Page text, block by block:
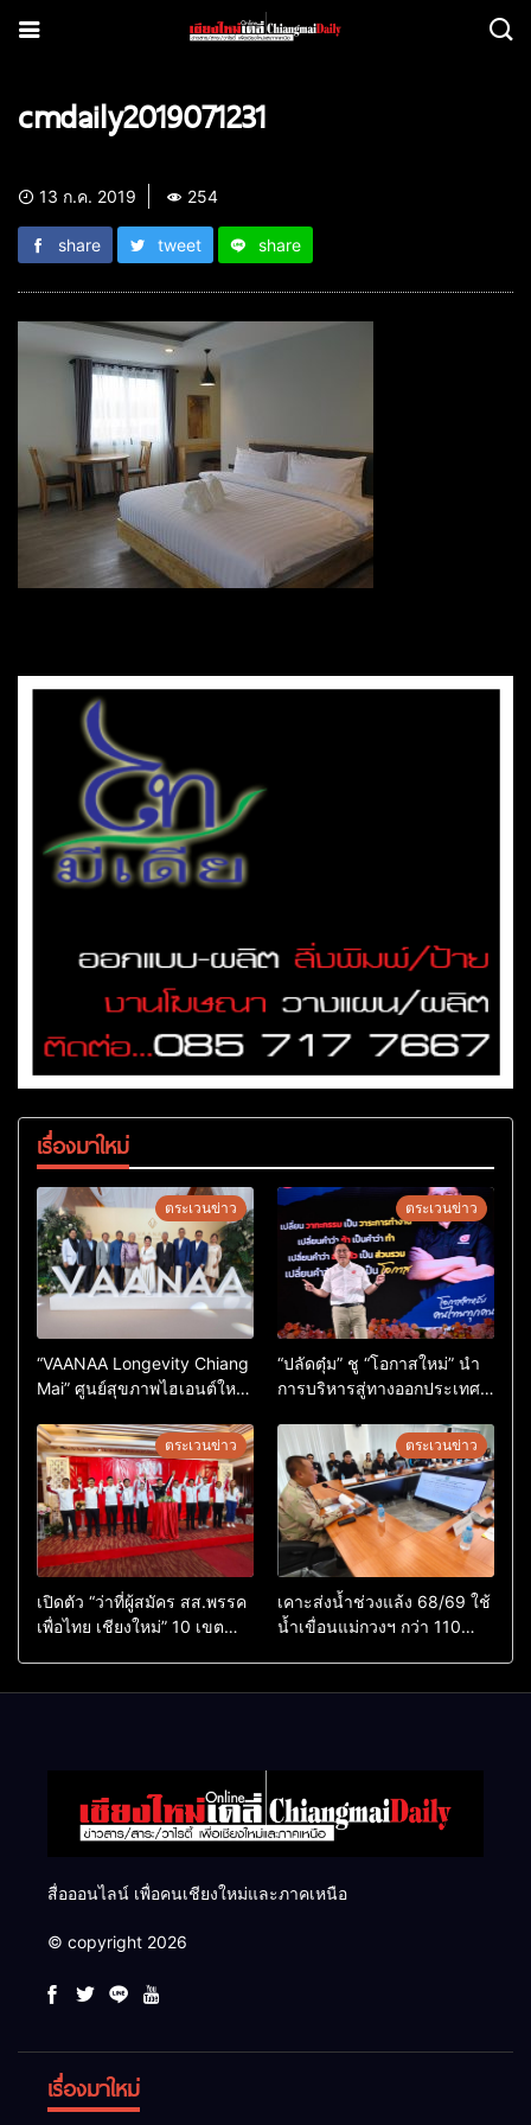
cmdaily2019071231
13 ก.ค. 2019 254
share tweet share
เรื่องมาใหม่
ตระเวนข่าว
“VAANAA Longevity Chiang
Mai” ศูนย์สุขภาพไฮเอนต์ใหญ่
ตระเวนข่าว
“ปลัดตุ๋ม” ชู “โอกาสใหม่” นำ
การบริหารสู่ทางออกประเทศ
ตระเวนข่าว
เปิดตัว “ว่าที่ผู้สมัคร สส.พรรค
เพื่อไทย เชียงใหม่” 10 เขต
ตระเวนข่าว
เคาะส่งน้ำช่วงแล้ง 68/69 ใช้
น้ำเขื่อนแม่กวงฯ กว่า 110
สื่อออนไลน์ เพื่อคนเชียงใหม่และภาคเหนือ
© copyright 2026
เรื่องมาใหม่